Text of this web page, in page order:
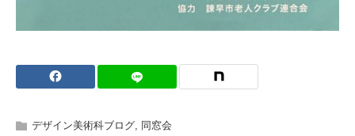
デザイン美術科ブログ 同窓会